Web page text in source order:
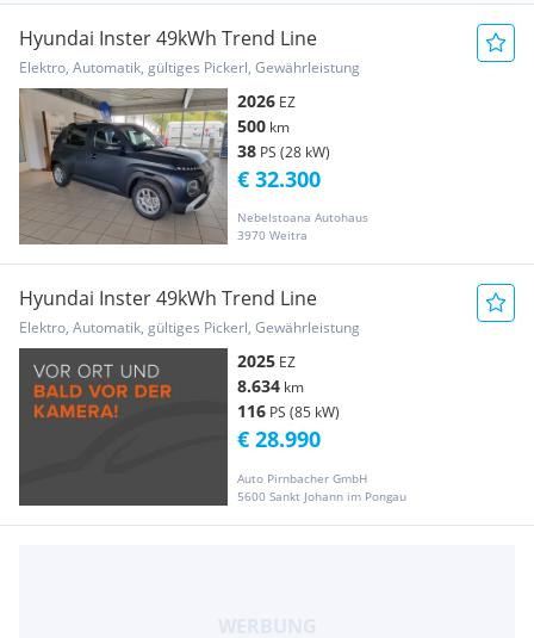
Hyundai Inster 49kWh Trend Line
Elektro, Automatik, gültiges Pickerl, Gewährleistung
2026 EZ
500 km
38 PS (28 kW)
Nebelstoana Autohaus
3970 Weitra
€ 32.300
Hyundai Inster 49kWh Trend Line
Elektro, Automatik, gültiges Pickerl, Gewährleistung
2025 EZ
8.634 km
116 PS (85 kW)
Auto Pirnbacher GmbH
5600 Sankt Johann im Pongau
€ 28.990